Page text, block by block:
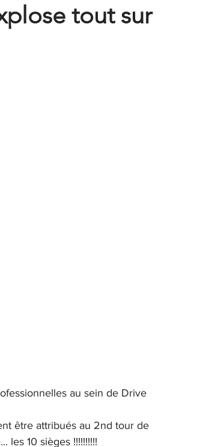
tout sur
au sein de Drive
être attribués au 2nd tour de
les 10 sièges !!!!!!!!!!